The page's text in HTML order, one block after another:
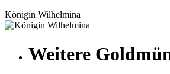
Königin Wilhelmina
Weitere